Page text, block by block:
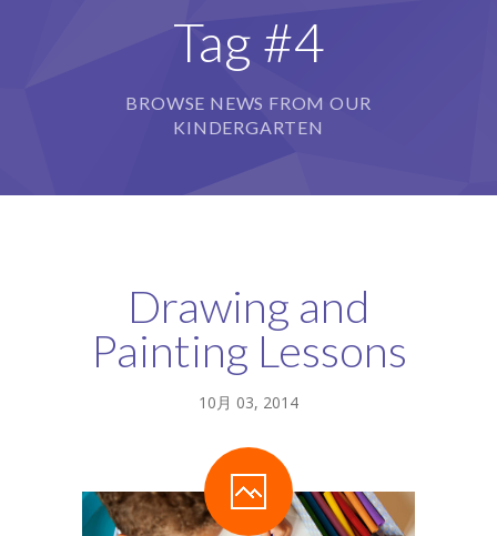
-- 園について
-- 園の概要
園の特徴
-- 年間行事
入園までの流れ
アクセス・お問合せ
-- アクセス・お問合せ
Tag #4
BROWSE NEWS FROM OUR
KINDERGARTEN
Drawing and
Painting Lessons
10月 03, 2014